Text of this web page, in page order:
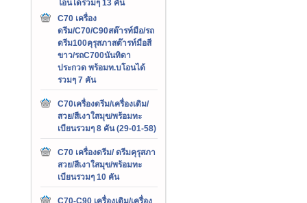
โอนได้รวมๆ 13 คัน
C70 เครื่อง
ดรีม/C70/C90สต๊ารท์มือ/รถ
ดรีม100คุรุสภาสต๊ารท์มือสี
ขาว/รถC700นันทิดา
ประกวด พร้อมท.บโอนได้
รวมๆ 7 คัน
C70เครื่องดรีม/เครื่องเดิม/
สวย/สีเงาใสมุข/พร้อมทะ
เบียนรวมๆ 8 คัน (29-01-58)
C70 เครื่องดรีม/ ดรีมคุรุสภา
สวย/สีเงาใสมุข/พร้อมทะ
เบียนรวมๆ 10 คัน
C70-C90 เครื่องเดิม/เครื่อง